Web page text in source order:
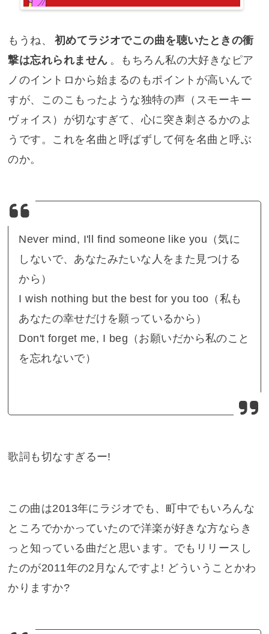
もうね、
初めてラジオでこの曲を聴いたときの衝
撃は忘れられません 。もちろん私の大好きなピア
ノのイントロから始まるのもポイントが高いんで
すが、このこもったような独特の声（スモーキー
ヴォイス）が切なすぎて、心に突き刺さるかのよ
うです。これを名曲と呼ばずして何を名曲と呼ぶ
のか。
Never mind, I'll find someone like you（気に
しないで、あなたみたいな人をまた見つける
から）
I wish nothing but the best for you too（私も
あなたの幸せだけを願っているから）
Don't forget me, I beg（お願いだから私のこと
を忘れないで）
歌詞も切なすぎるー!
この曲は2013年にラジオでも、町中でもいろんな
ところでかかっていたので洋楽が好きな方ならき
っと知っている曲だと思います。でもリリースし
たのが2011年の2月なんですよ! どういうことかわ
かりますか?